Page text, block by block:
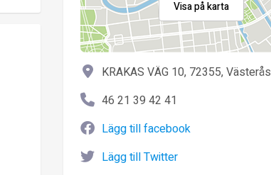
Visa på karta
KRAKAS VÄG 10, 72355, Västerås
46 21 39 42 41
Lägg till facebook
Lägg till Twitter